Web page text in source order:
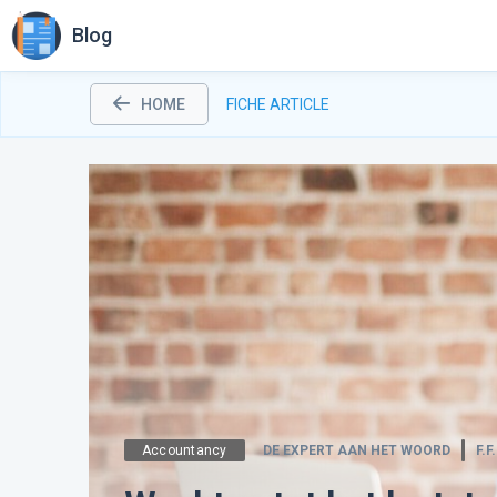
Blog
HOME FICHE ARTICLE
Accountancy DE EXPERT AAN HET WOORD